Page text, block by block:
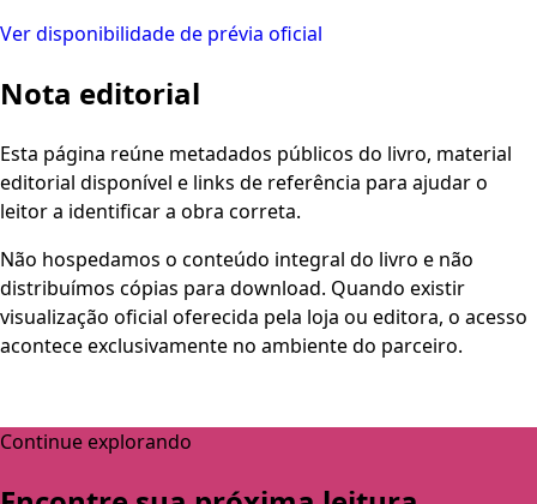
Ver disponibilidade de prévia oficial
Nota editorial
Esta página reúne metadados públicos do livro, material
editorial disponível e links de referência para ajudar o
leitor a identificar a obra correta.
Não hospedamos o conteúdo integral do livro e não
distribuímos cópias para download. Quando existir
visualização oficial oferecida pela loja ou editora, o acesso
acontece exclusivamente no ambiente do parceiro.
Continue explorando